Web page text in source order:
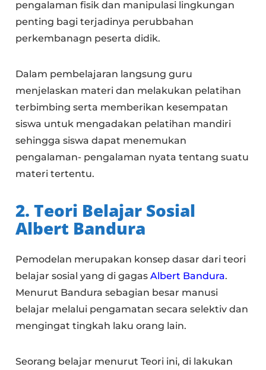
pengalaman fisik dan manipulasi lingkungan
penting bagi terjadinya perubbahan
perkembanagn peserta didik.
Dalam pembelajaran langsung guru
menjelaskan materi dan melakukan pelatihan
terbimbing serta memberikan kesempatan
siswa untuk mengadakan pelatihan mandiri
sehingga siswa dapat menemukan
pengalaman- pengalaman nyata tentang suatu
materi tertentu.
2. Teori Belajar Sosial
Albert Bandura
Pemodelan merupakan konsep dasar dari teori
belajar sosial yang di gagasAlbert Bandura.
Menurut Bandura sebagian besar manusi
belajar melalui pengamatan secara selektiv dan
mengingat tingkah laku orang lain.
Seorang belajar menurut Teori ini, di lakukan